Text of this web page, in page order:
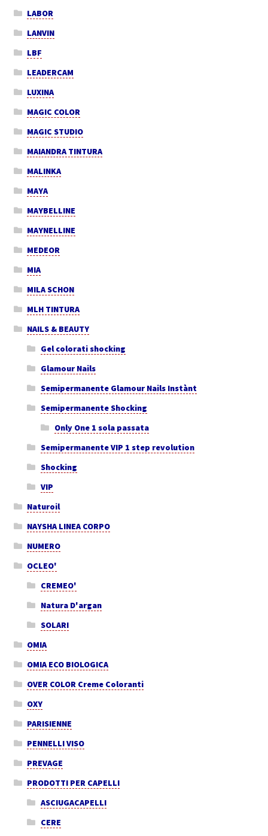
LABOR
LANVIN
LBF
LEADERCAM
LUXINA
MAGIC COLOR
MAGIC STUDIO
MAIANDRA TINTURA
MALINKA
MAYA
MAYBELLINE
MAYNELLINE
MEDEOR
MIA
MILA SCHON
MLH TINTURA
NAILS & BEAUTY
Gel colorati shocking
Glamour Nails
Semipermanente Glamour Nails Instànt
Semipermanente Shocking
Only One 1 sola passata
Semipermanente VIP 1 step revolution
Shocking
VIP
Naturoil
NAYSHA LINEA CORPO
NUMERO
OCLEO'
CREMEO'
Natura D'argan
SOLARI
OMIA
OMIA ECO BIOLOGICA
OVER COLOR Creme Coloranti
OXY
PARISIENNE
PENNELLI VISO
PREVAGE
PRODOTTI PER CAPELLI
ASCIUGACAPELLI
CERE